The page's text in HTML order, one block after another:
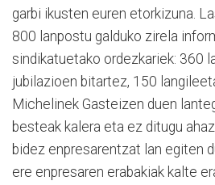
garbi ikusten euren etorkizuna.
800 lanpostu galduko zirela
sindikatuetako ordezkariek: 360
jubilazioen bitartez, 150
Michelinek Gasteizen duen
besteak kalera eta ez ditugu
bidez enpresarentzat lan egiten
ere enpresaren erabakiak kalte